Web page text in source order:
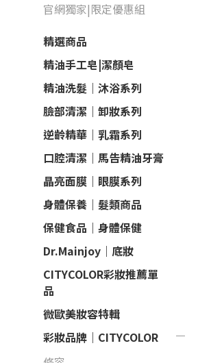
官網獨家|限定優惠組
精選商品
精油手工皂|潔顏皂
精油洗髮｜沐浴系列
臉部清潔｜卸妝系列
逆齡精華｜乳霜系列
口腔清潔｜馬告精油牙膏
晶亮面膜｜眼膜系列
身體保養｜髮類商品
保健食品｜身體保健
Dr.Mainjoy｜底妝
CITYCOLOR彩妝推薦單
品
微歐美妝容特輯
彩妝品牌｜CITYCOLOR